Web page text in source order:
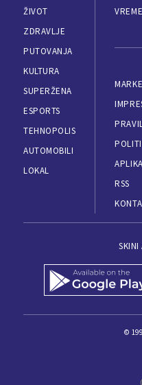
ŽIVOT
ZDRAVLJE
PUTOVANJA
KULTURA
SUPERŽENA
ESPORTS
TEHNOPOLIS
AUTOMOBILI
LOKAL
VREME
RSS
SKINI
©